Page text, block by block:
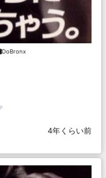
DoBronx
4年くらい前